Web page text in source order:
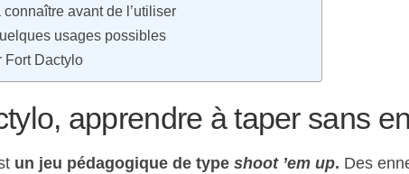
avant de l’utiliser
usages possibles
Fort Dactylo
apprendre à taper sans
un jeu pédagogique de type shoot ’em up. Des